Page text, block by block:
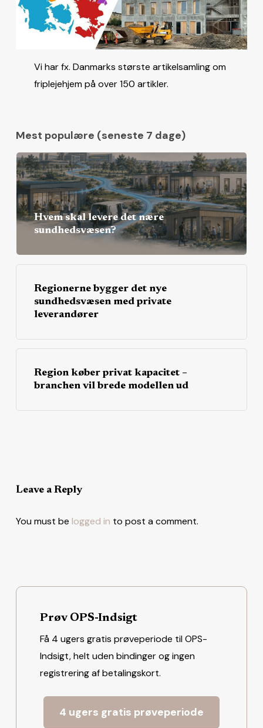
Vi har fx. Danmarks største artikelsamling om
friplejehjem på over 150 artikler.
Mest populære (seneste 7 dage)
Hvem skal levere det nære
sundhedsvæsen?
Regionerne bygger det nye
sundhedsvæsen med private
leverandører
Region køber privat kapacitet –
branchen vil brede modellen ud
Leave a Reply
You must be logged in to post a comment.
Prøv OPS-Indsigt
Få 4 ugers gratis prøveperiode til OPS-
Indsigt, helt uden bindinger og ingen
registrering af betalingskort.
4 ugers gratis prøveperiode